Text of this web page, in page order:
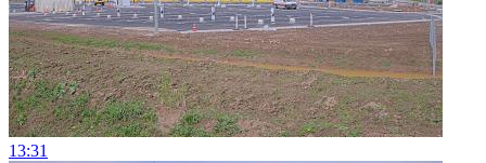
13:31